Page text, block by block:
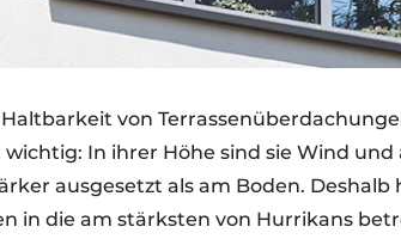
von
In ihrer Höhe sind sie Wind und
ausgesetzt als am Boden. Deshalb
in die am stärksten von Hurrikans